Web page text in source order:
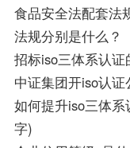
食品安全法配套法
法规分别是什么？
招标iso三体系认
中证集团开iso认
如何提升iso三体
字)